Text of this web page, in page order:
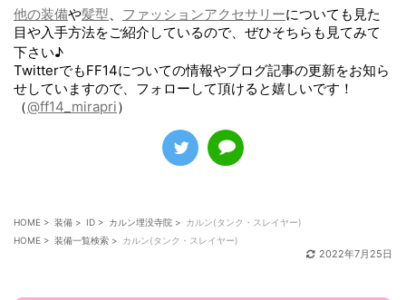
他の装備や髪型、 ファッションアクセサリーについても見た
目や入手方法をご紹介しているので、ぜひそちらも見てみて
下さい♪
TwitterでもFF14についての情報やブログ記事の更新をお知ら
せしていますので、フォローして頂けると嬉しいです！
（@ff14_mirapri）
HOME > 装備 > ID > カルン埋没寺院 > カルン(タンク・スレイヤー)
HOME > 装備一覧検索 > カルン(タンク・スレイヤー)
2022年7月25日